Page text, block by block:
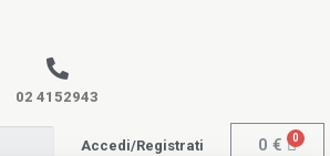
02 4152943
Accedi/Registrati 0 €